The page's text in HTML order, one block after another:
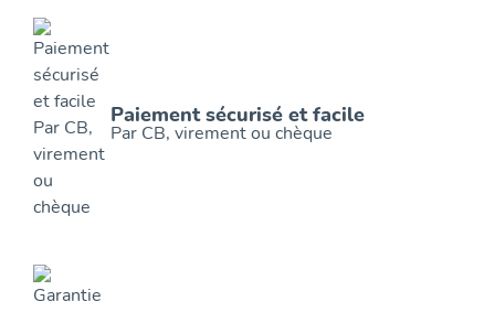
Paiement sécurisé et facile
Par CB, virement ou chèque